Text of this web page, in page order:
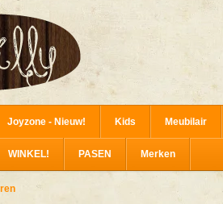
Joyzone - Nieuw! Kids Meubilair
WINKEL! PASEN Merken